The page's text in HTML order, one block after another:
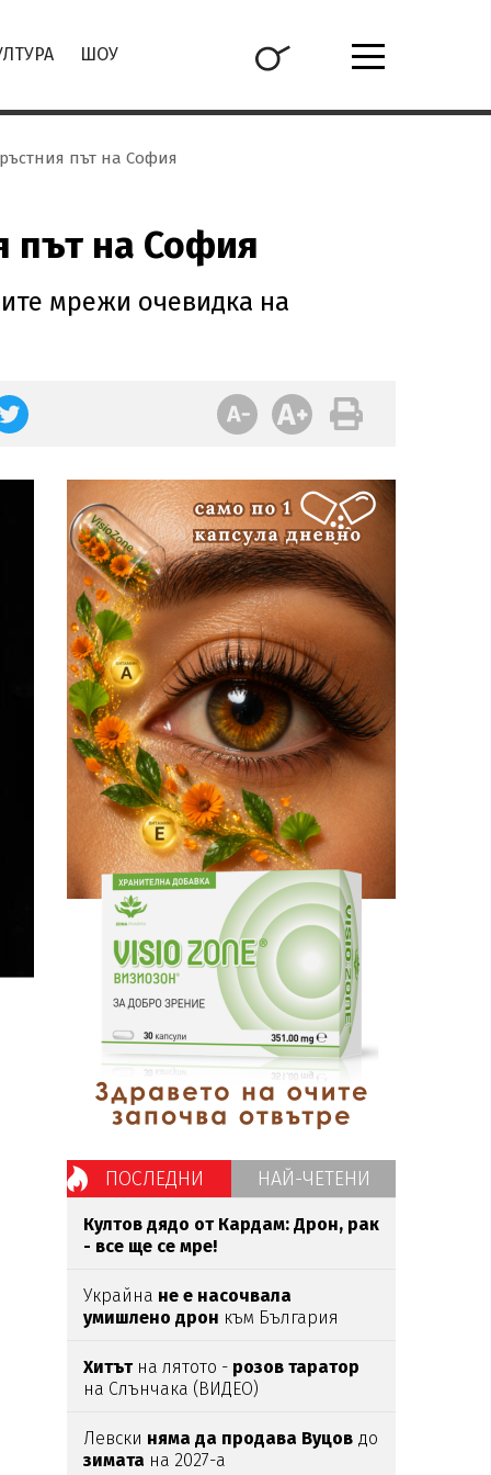
ШОУ
път на София
път на София
мрежи очевидка на
ПОСЛЕДНИ НАЙ-ЧЕТЕНИ
Култов дядо от Кардам: Дрон, рак
- все ще се мре!
Украйна не е насочвала
умишлено дрон към България
Хитътна лятото - розов таратор
на Слънчака (ВИДЕО)
Левски няма да продава Вуцов до
зимата на 2027-а